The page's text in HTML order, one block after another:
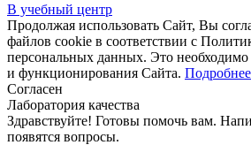
В учебный центр
Продолжая использовать Сайт, Вы
файлов cookie в соответствии с
персональных данных. Это
и функционирования Сайта. Подробнее
Согласен
Лаборатория качества
Здравствуйте! Готовы помочь вам.
появятся вопросы.